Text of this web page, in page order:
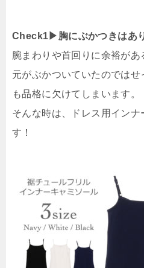
Check1▶︎胸にぶかつきはあ
腕まわりや首回りに余裕が
元がぶかついていたのでは
も品格に欠けてしまいます。
そんな時は、ドレス用インナ
す！